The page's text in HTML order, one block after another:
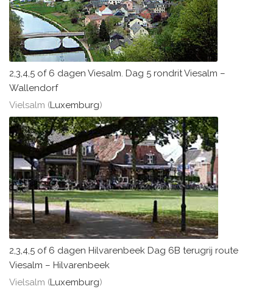
2,3,4,5 of 6 dagen Viesalm. Dag 5 rondrit Viesalm –
Wallendorf
Vielsalm (Luxemburg)
2,3,4,5 of 6 dagen Hilvarenbeek Dag 6B terugrij route
Viesalm – Hilvarenbeek
Vielsalm (Luxemburg)